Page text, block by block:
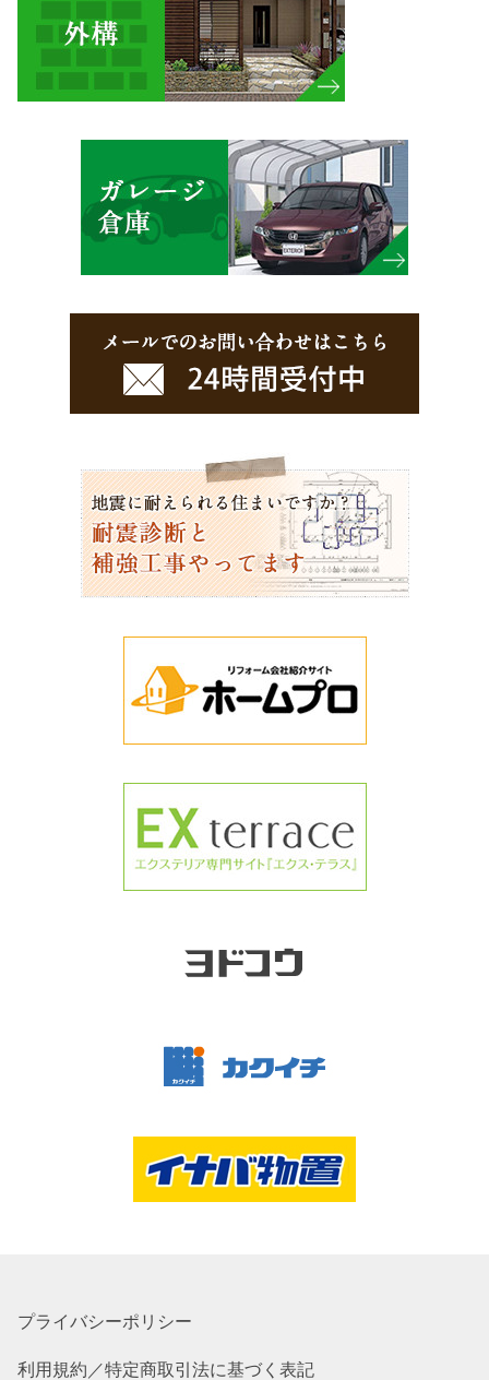
プライバシーポリシー
利用規約／特定商取引法に基づく表記